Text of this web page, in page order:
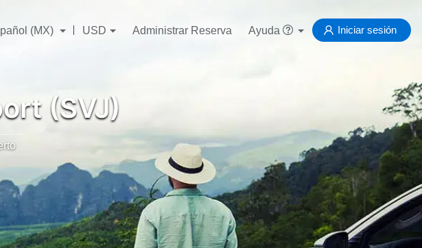
(MX) USD Administrar Reserva Ayuda Iniciar sesión
(SVJ)